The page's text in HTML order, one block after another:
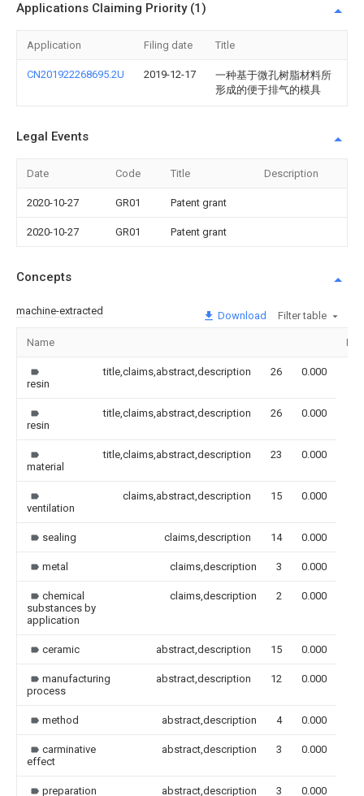
Applications Claiming Priority (1)
Application Filing date Title
CN201922268695.2U 2019-12-17
一种基于微孔树脂材料所
形成的便于排气的模具
Legal Events
Date Code Title Description
2020-10-27 GR01 Patent grant
2020-10-27 GR01 Patent grant
Concepts
machine-extracted Download Filter table
Name
resin
title,claims,abstract,description 26 0.000
resin
title,claims,abstract,description 26 0.000
material
title,claims,abstract,description 23 0.000
ventilation
claims,abstract,description 15 0.000
sealing claims,description 14 0.000
metal claims,description 3 0.000
chemical
substances by
application
claims,description 2 0.000
ceramic abstract,description 15 0.000
manufacturing
process
abstract,description 12 0.000
method abstract,description 4 0.000
carminative
effect
abstract,description 3 0.000
preparation abstract,description 3 0.000